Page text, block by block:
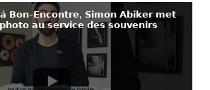
𝗕𝗼𝗻-𝗘𝗻𝗰𝗼𝗻𝘁𝗿𝗲, 𝗦𝗶𝗺𝗼𝗻 𝗔𝗯𝗶𝗸𝗲𝗿 𝗺𝗲𝘁
𝗽𝗵𝗼𝘁𝗼 𝗮𝘂 𝘀𝗲𝗿𝘃𝗶𝗰𝗲 𝗱𝗲𝘀 𝘀𝗼𝘂𝘃𝗲𝗻𝗶𝗿𝘀